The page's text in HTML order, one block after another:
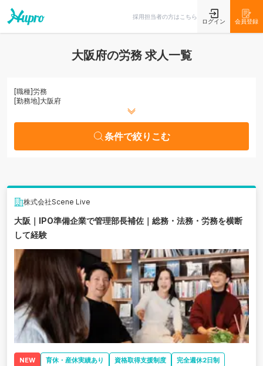
採用担当者の方はこちら
ログイン 会員登録
大阪府の労務 求人一覧
[職種]労務
[勤務地] 大阪府
条件で絞りこむ
株式会社Scene Live
大阪｜IPO準備企業で管理部長補佐｜総務・法務・労務を横断
して経験
NEW 育休・産休実績あり 資格取得支援制度
完全週休2日制